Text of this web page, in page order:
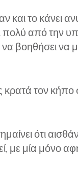
και το κάνει
πολύ από
βοηθήσει να
τον κήπο
ότι
με μία μόνο